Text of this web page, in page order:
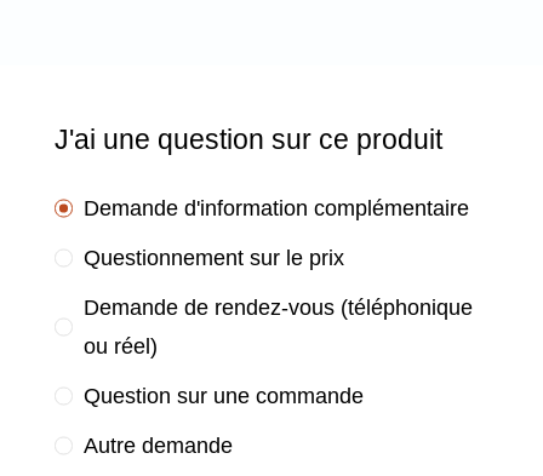
J'ai une question sur ce produit
Demande d'information complémentaire
Questionnement sur le prix
Demande de rendez-vous (téléphonique
ou réel)
Question sur une commande
Autre demande